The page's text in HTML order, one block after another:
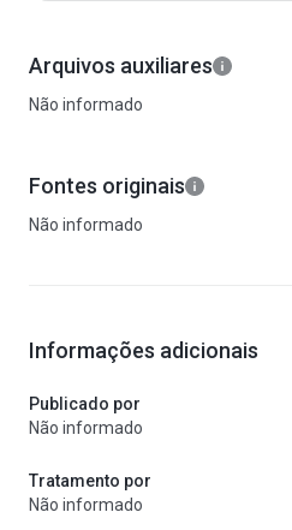
Arquivos auxiliares
Não informado
Fontes originais
Não informado
Informações adicionais
Publicado por
Não informado
Tratamento por
Não informado